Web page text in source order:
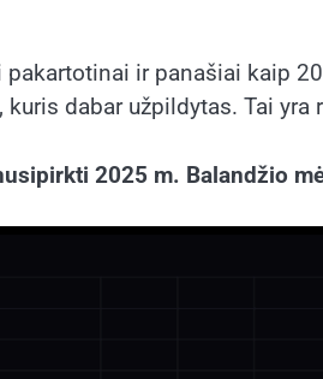
ir panašiai kaip
dabar užpildytas. Tai
2025 m. Balandžio